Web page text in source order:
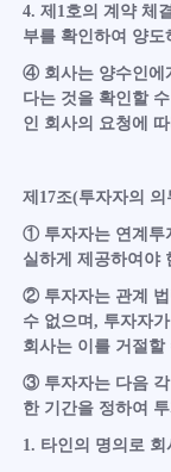
4. 제1호의 계약 체
부를 확인하여 양
④ 회사는 양수인에
다는 것을 확인할
인 회사의 요청에
제17조(투자자의 의
① 투자자는 연계투
실하게 제공하여야
② 투자자는 관계 법
수 없으며, 투자자
회사는 이를 거절할
③ 투자자는 다음
한 기간을 정하여
1. 타인의 명의로